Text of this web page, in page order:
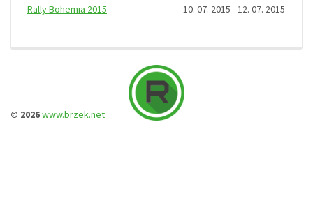
Rally Bohemia 2015 10. 07. 2015 - 12. 07. 2015
© 2026www.brzek.net